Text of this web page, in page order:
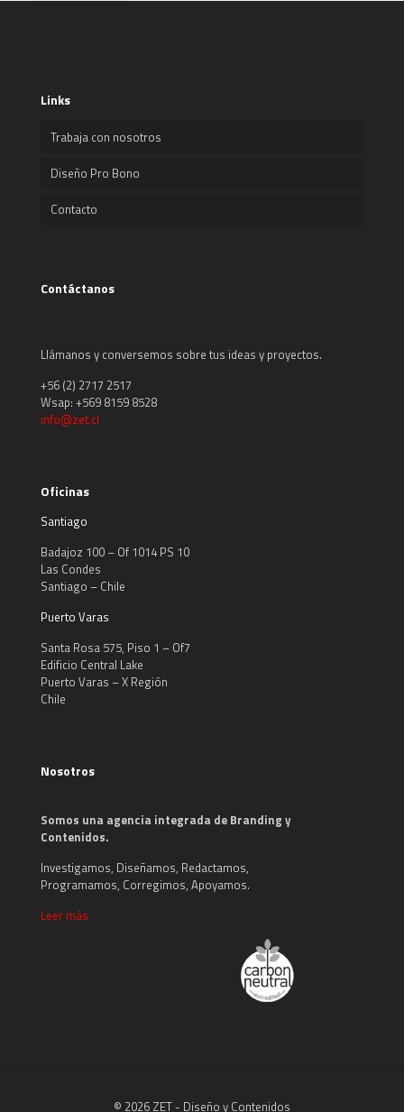
Links
Trabaja con nosotros
Diseño Pro Bono
Contacto
Contáctanos
Llámanos y conversemos sobre tus ideas y proyectos.
+56 (2) 2717 2517
Wsap: +569 8159 8528
info@zet.cl
Oficinas
Santiago
Badajoz 100 – Of 1014 PS 10
Las Condes
Santiago – Chile
Puerto Varas
Santa Rosa 575, Piso 1 – Of7
Edificio Central Lake
Puerto Varas – X Región
Chile
Nosotros
Somos una agencia integrada de Branding y
Contenidos.
Investigamos, Diseñamos, Redactamos,
Programamos, Corregimos, Apoyamos.
Leer más
© 2026 ZET - Diseño y Contenidos